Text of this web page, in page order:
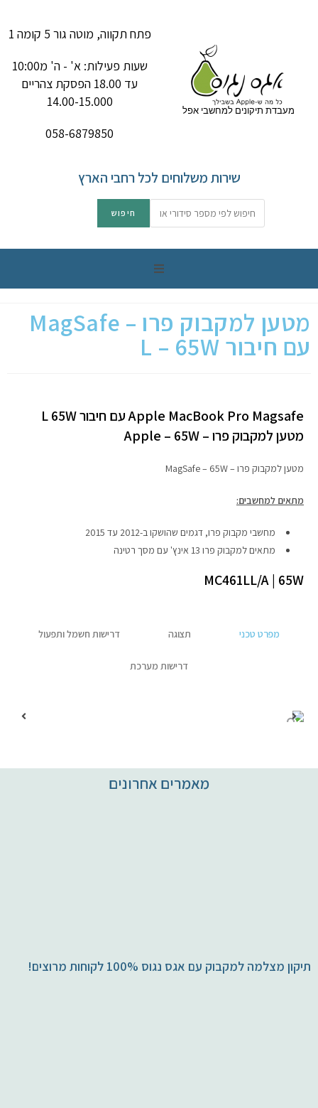
מעבדת תיקונים למחשבי אפל
פתח תקווה, מוטה גור 5 קומה 1
שעות פעילות: א' - ה' מ10:00
עד 18.00 הפסקת צהריים
14.00-15.000
058-6879850
שירות משלוחים לכל רחבי הארץ
מחשבי אפל
iPad
מחשבי אפל משומשים
חלקים למק | Apple
שירות תיקונים למכשירי אפל
מטען למקבוק פרו – MagSafe
עם חיבור L – 65W
Apple MacBook Pro Magsafe עם חיבור L 65W
מטען למקבוק פרו – Apple – 65W
מטען למקבוק פרו – MagSafe – 65W
מתאים למחשבים:
מחשבי מקבוק פרו, דגמים שהושקו ב-2012 עד 2015
מתאים למקבוק פרו 13 אינץ' עם מסך רטינה
MC461LL/A | 65W
מפרט טכני תצוגה דרישות חשמל ותפעול
דרישות מערכת
מאמרים אחרונים
תיקון מצלמה למקבוק עם אגס נגוס 100% לקוחות מרוצים!